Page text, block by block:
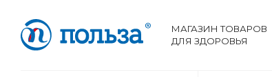
МАГАЗИН ТОВАРОВ
ДЛЯ ЗДОРОВЬЯ